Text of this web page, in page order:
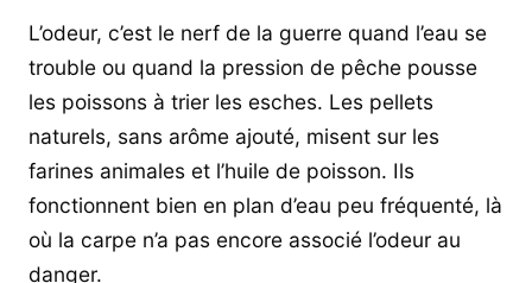
L’odeur, c’est le nerf de la guerre quand l’eau se
trouble ou quand la pression de pêche pousse
les poissons à trier les esches. Les pellets
naturels, sans arôme ajouté, misent sur les
farines animales et l’huile de poisson. Ils
fonctionnent bien en plan d’eau peu fréquenté, là
où la carpe n’a pas encore associé l’odeur au
danger.